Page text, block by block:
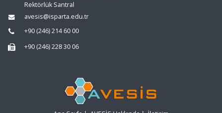
Rektörlük Santral
avesis@isparta.edu.tr
+90 (246) 214 60 00
+90 (246) 228 30 06